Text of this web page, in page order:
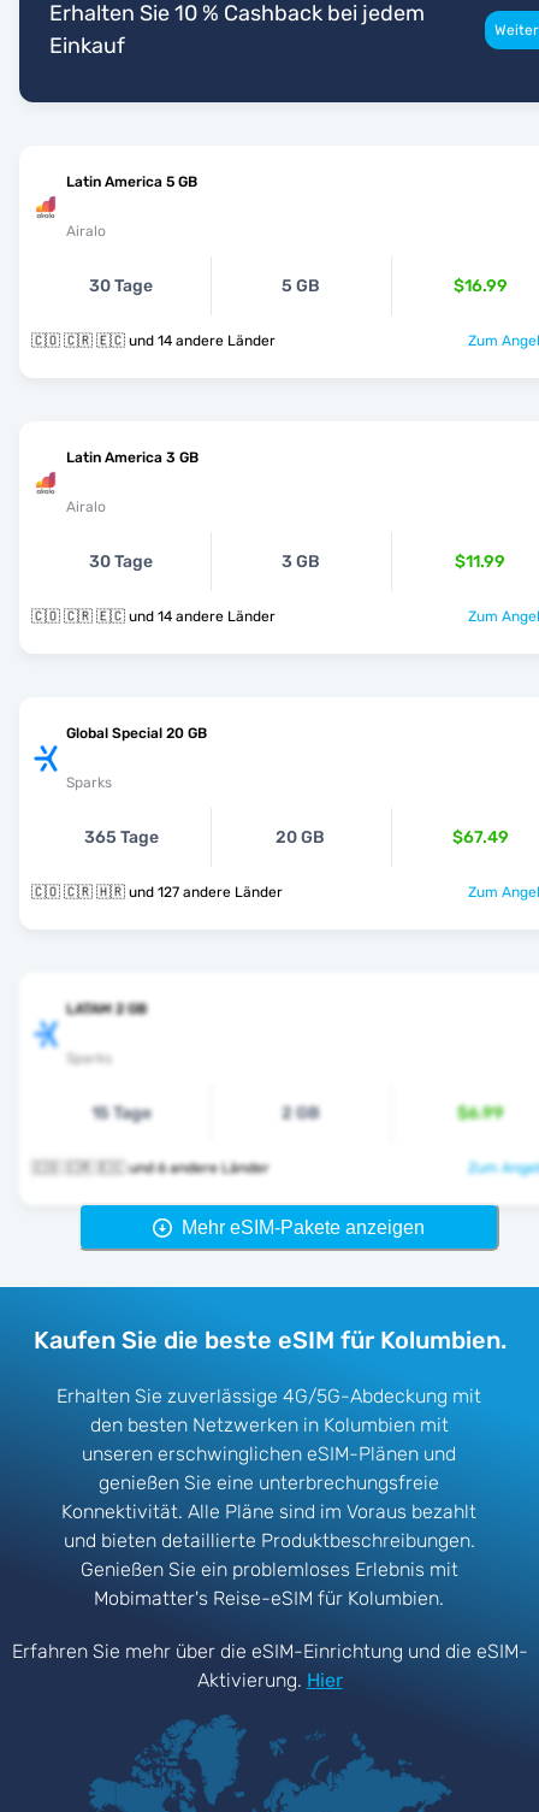
Erhalten Sie 10 % Cashback bei jedem
Einkauf
Latin America 5 GB
Airalo
30 Tage 5 GB $16.99
🇨🇴 🇨🇷 🇪🇨 und 14 andere Länder Zum
Latin America 3 GB
Airalo
30 Tage 3 GB $11.99
🇨🇴 🇨🇷 🇪🇨 und 14 andere Länder Zum
Global Special 20 GB
Sparks
365 Tage 20 GB $67.49
🇨🇴 🇨🇷 🇭🇷 und 127 andere Länder Zum
LATAM 2 GB
Sparks
15 Tage 2 GB $6.99
🇨🇴 🇨🇷 🇪🇨 und 6 andere Länder Zum
Mehr eSIM-Pakete anzeigen
Kaufen Sie die beste eSIM für Kolumbien.
Erhalten Sie zuverlässige 4G/5G-Abdeckung mit
den besten Netzwerken in Kolumbien mit
unseren erschwinglichen eSIM-Plänen und
genießen Sie eine unterbrechungsfreie
Konnektivität. Alle Pläne sind im Voraus bezahlt
und bieten detaillierte Produktbeschreibungen.
Genießen Sie ein problemloses Erlebnis mit
Mobimatter's Reise-eSIM für Kolumbien.
Erfahren Sie mehr über die eSIM-Einrichtung und die eSIM-
Aktivierung. Hier